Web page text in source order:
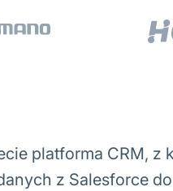
platforma CRM,
z Salesforce